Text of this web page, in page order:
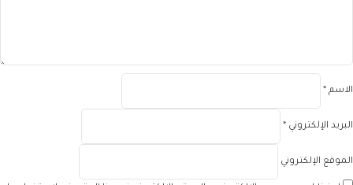
الاسم *
البريد الإلكتروني *
الموقع الإلكتروني